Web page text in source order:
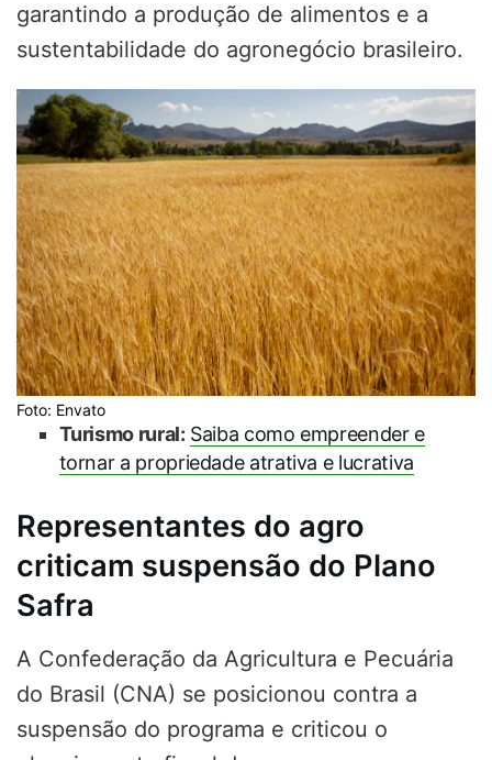
garantindo a produção de alimentos e a
sustentabilidade do agronegócio brasileiro.
Foto: Envato
Turismo rural: Saiba como empreender e
tornar a propriedade atrativa e lucrativa
Representantes do agro
criticam suspensão do Plano
Safra
A Confederação da Agricultura e Pecuária
do Brasil (CNA) se posicionou contra a
suspensão do programa e criticou o